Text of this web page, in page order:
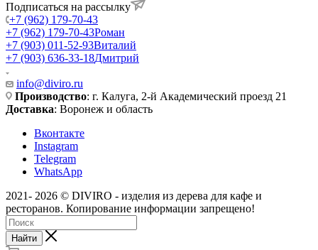
Подписаться на рассылку
+7 (962) 179-70-43
+7 (962) 179-70-43Роман
+7 (903) 011-52-93Виталий
+7 (903) 636-33-18Дмитрий
info@diviro.ru
Производство: г. Калуга, 2-й Академический проезд 21
Доставка: Воронеж и область
Вконтакте
Instagram
Telegram
WhatsApp
2021- 2026 © DIVIRO - изделия из дерева для кафе и
ресторанов. Копирование информации запрещено!
Найти